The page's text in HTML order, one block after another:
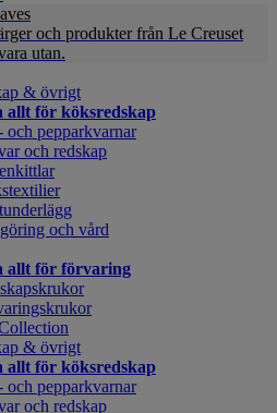
och produkter från Le Creuset
utan.
& övrigt
allt för köksredskap
och pepparkvarnar
och redskap
och vård
allt för förvaring
& övrigt
allt för köksredskap
och pepparkvarnar
och redskap